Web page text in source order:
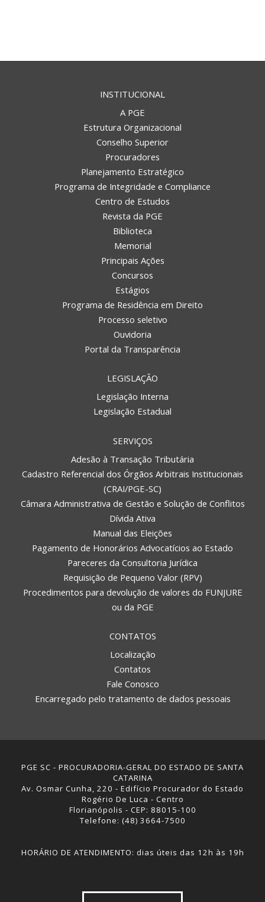
INSTITUCIONAL
A PGE
Estrutura Organizacional
Conselho Superior
Procuradores
Planejamento Estratégico
Programa de Integridade e Compliance
Centro de Estudos
Revista da PGE
Biblioteca
Memorial
Principais Ações
Concursos
Estágios
Programa de Residência em Direito
Processo seletivo
Ouvidoria
Portal da Transparência
LEGISLAÇÃO
Legislação Interna
Legislação Estadual
SERVIÇOS
Adesão à Transação Tributária
Cadastro Referencial dos Órgãos Arbitrais Institucionais
(CRAI/PGE-SC)
Câmara Administrativa de Gestão e Solução de Conflitos
Dívida Ativa
Manual das Eleições
Pagamento de Honorários Advocatícios ao Estado
Pareceres da Consultoria Jurídica
Requisição de Pequeno Valor (RPV)
Procedimentos para devolução de valores do FUNJURE
ou da PGE
CONTATOS
Localização
Contatos
Fale Conosco
Encarregado pelo tratamento de dados pessoais
PGE SC - PROCURADORIA-GERAL DO ESTADO DE SANTA
CATARINA
Av. Osmar Cunha, 220 - Edifício Procurador do Estado
Rogério De Luca - Centro
Florianópolis - CEP: 88015-100
Telefone: (48) 3664-7500
HORÁRIO DE ATENDIMENTO: dias úteis das 12h às 19h